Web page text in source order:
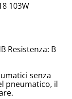
103W
Resistenza: B
senza
pneumatico, il